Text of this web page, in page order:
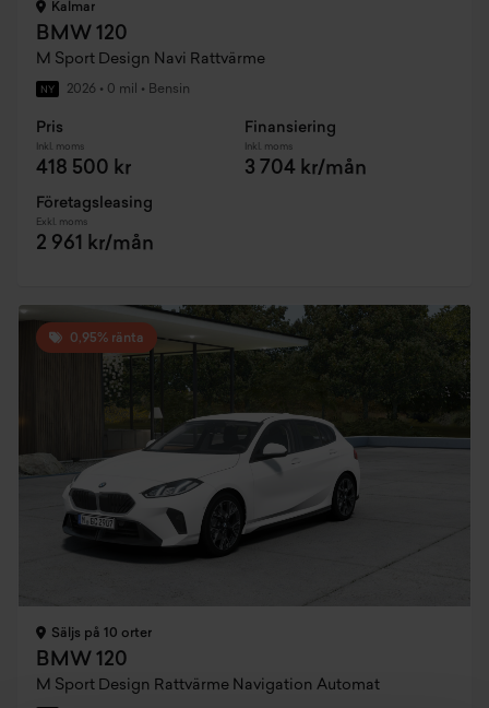
Kalmar
BMW 120
M Sport Design Navi Rattvärme
NY 2026 • 0 mil • Bensin
Pris
Inkl. moms
418 500 kr
Finansiering
Inkl. moms
3 704 kr/mån
Företagsleasing
Exkl. moms
2 961 kr/mån
0,95% ränta
Säljs på 10 orter
BMW 120
M Sport Design Rattvärme Navigation Automat